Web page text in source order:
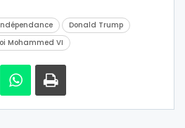
Donald Trump
Mohammed VI